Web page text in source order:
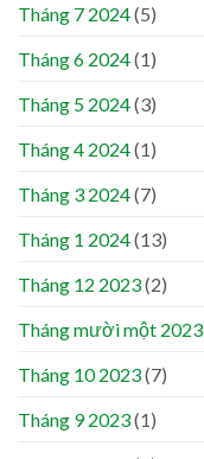
Tháng 7 2024(5)
Tháng 6 2024(1)
Tháng 5 2024(3)
Tháng 4 2024(1)
Tháng 3 2024(7)
Tháng 1 2024(13)
Tháng 12 2023(2)
Tháng mười một 2023
Tháng 10 2023(7)
Tháng 9 2023(1)